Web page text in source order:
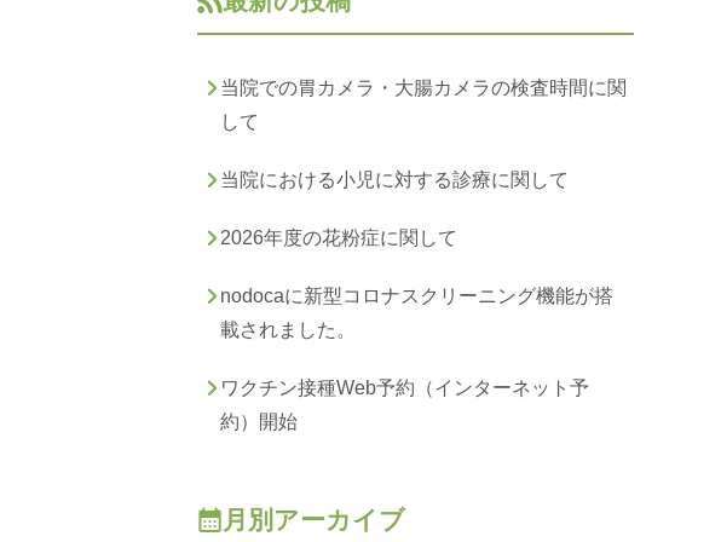
当院での胃カメラ・大腸カメラの検査時間に関
して
当院における小児に対する診療に関して
2026年度の花粉症に関して
nodocaに新型コロナスクリーニング機能が搭
載されました。
ワクチン接種Web予約（インターネット予
約）開始
月別アーカイブ